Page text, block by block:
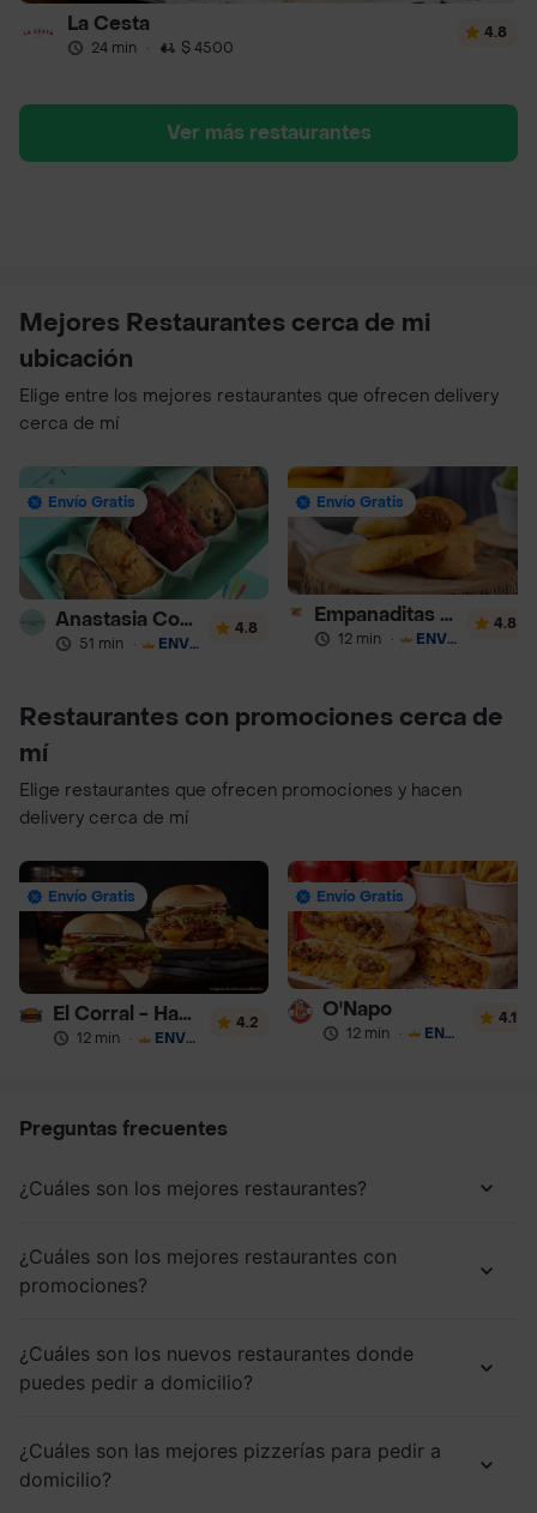
La Cesta
24 min · $ 4500
4.8
Ver más restaurantes
Mejores Restaurantes cerca de mi
ubicación
Elige entre los mejores restaurantes que ofrecen delivery
cerca de mí
Envío Gratis
Anastasia Cookies
51 min · ENVÍO GRATIS
4.8
Envío Gratis
Empanaditas de Pipian - Empanadas
12 min · ENVÍO GRATIS
4.8
Restaurantes con promociones cerca de
mí
Elige restaurantes que ofrecen promociones y hacen
delivery cerca de mí
Envío Gratis
El Corral - Hamburguesa
12 min · ENVÍO GRATIS
4.2
Envío Gratis
O'Napo
12 min · ENVÍO GRATIS
4.1
Preguntas frecuentes
¿Cuáles son los mejores restaurantes?
¿Cuáles son los mejores restaurantes con
promociones?
¿Cuáles son los nuevos restaurantes donde
puedes pedir a domicilio?
¿Cuáles son las mejores pizzerías para pedir a
domicilio?